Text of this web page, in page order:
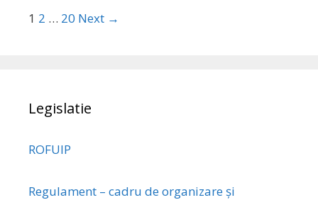
1 2 … 20 Next →
Legislatie
ROFUIP
Regulament – cadru de organizare și